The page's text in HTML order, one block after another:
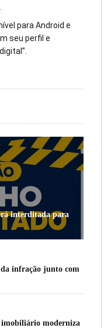
interditada para
infração junto com
moderniza
para Android e
seu perfil e